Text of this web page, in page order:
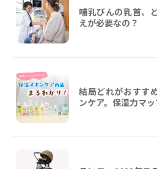
哺乳びんの乳首、
えが必要なの？
結局どれがおすす
ンケア。保湿力マ